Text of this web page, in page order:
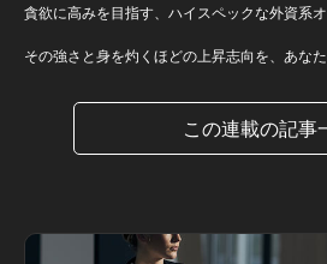
貪欲に高みを目指す、ハイスペックな外資系オ
その強さと身を灼くほどの上昇志向を、あな
この連載の記事